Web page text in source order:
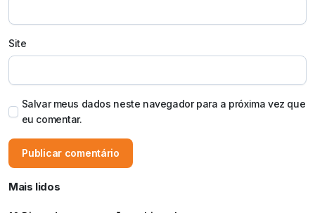
Site
Salvar meus dados neste navegador para a próxima vez que
eu comentar.
Mais lidos